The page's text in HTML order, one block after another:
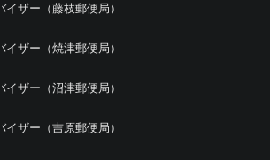
イザー（藤枝郵便局）
イザー（焼津郵便局）
イザー（沼津郵便局）
イザー（吉原郵便局）